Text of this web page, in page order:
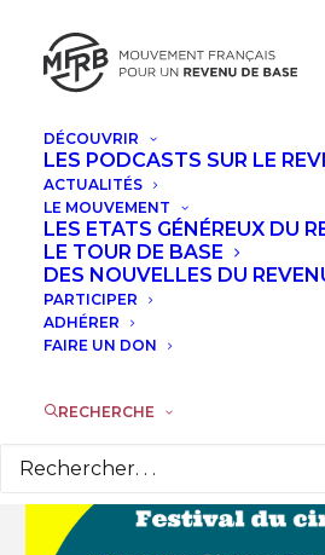
DÉCOUVRIR
LES PODCASTS SUR LE
ACTUALITÉS
LE MOUVEMENT
LES ETATS GÉNÉREUX DU
LE TOUR DE BASE
DES NOUVELLES DU
PARTICIPER
ADHÉRER
FAIRE UN DON
RECHERCHE
NOVEMBRE, 2024
CONFÉRENCE "QUE
AVEC UN REVENU